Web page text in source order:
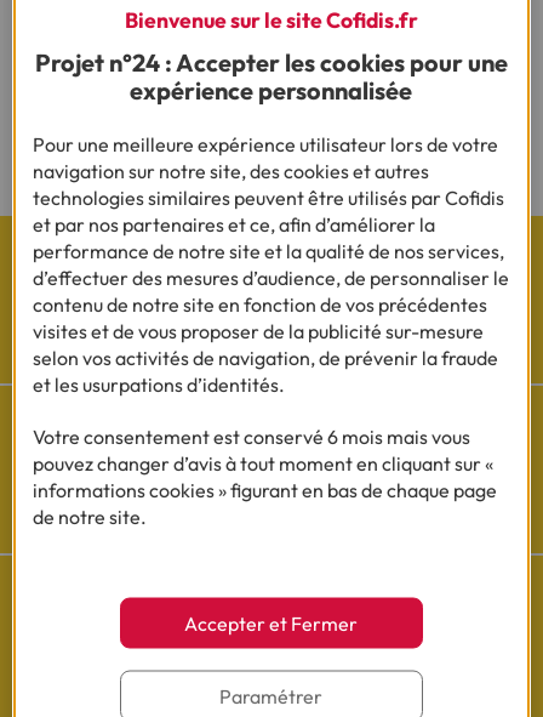
renvoyer complété, daté, signé et accompagné des justificatifs demandés en
(2) Sous réserve d’acceptation de votre dossier et à l’issue du délai légal de
* CREDOC
Les actualités Cofidis
Besoin d'aide ?
Découvrez l'espace questions/réponses
Cofidis sur les
réseaux sociaux
Bienvenue sur le site Cofidis.fr
Projet n°24 : Accepter les cookies pour une
expérience personnalisée
Pour une meilleure expérience utilisateur lors de votre
navigation sur notre site, des cookies et autres
technologies similaires peuvent être utilisés par Cofidis
et par nos partenaires et ce, afin d’améliorer la
performance de notre site et la qualité de nos services,
d’effectuer des mesures d’audience, de personnaliser le
contenu de notre site en fonction de vos précédentes
visites et de vous proposer de la publicité sur-mesure
selon vos activités de navigation, de prévenir la fraude
et les usurpations d’identités.
Votre consentement est conservé 6 mois mais vous
pouvez changer d’avis à tout moment en cliquant sur «
informations cookies » figurant en bas de chaque page
de notre site.
Accepter et Fermer
Paramétrer